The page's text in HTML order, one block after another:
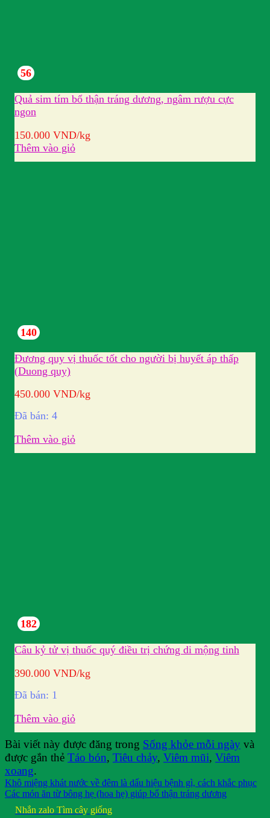
56
Quả sim tím bổ thận tráng dương, ngâm rượu cực
ngon
150.000 VND/kg
Thêm vào giỏ
140
Đương quy vị thuốc tốt cho người bị huyết áp thấp
(Duong quy)
450.000 VND/kg
Đã bán: 4
Thêm vào giỏ
182
Câu kỷ tử vị thuốc quý điều trị chứng di mộng tinh
390.000 VND/kg
Đã bán: 1
Thêm vào giỏ
Bài viết này được đăng trong Sống khỏe mỗi ngày và
được gắn thẻ Táo bón, Tiêu chảy, Viêm mũi, Viêm
xoang.
Khô miệng khát nước về đêm là dấu hiệu bệnh gì, cách khắc phục
Các món ăn từ bông hẹ (hoa hẹ) giúp bổ thận tráng dương
Nhắn zalo Tìm cây giống